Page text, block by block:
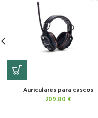
Auriculares para cascos
209.80 €